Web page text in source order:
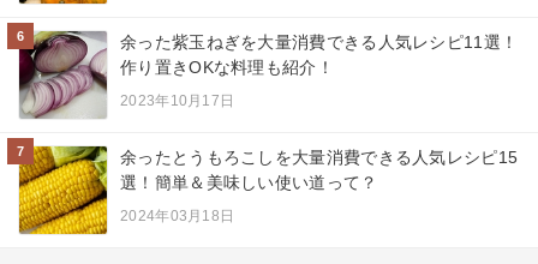
6
余った紫玉ねぎを大量消費できる人気レシピ11選！
作り置きOKな料理も紹介！
2023年10月17日
7
余ったとうもろこしを大量消費できる人気レシピ15
選！簡単＆美味しい使い道って？
2024年03月18日